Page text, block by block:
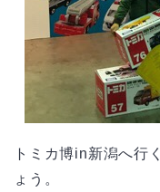
トミカ博in新潟へ行
ょう。